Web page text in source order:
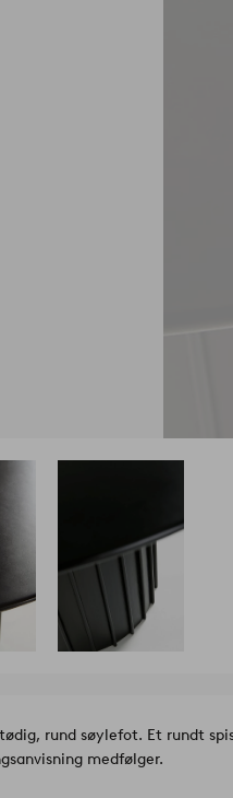
rund søylefot. Et rundt
medfølger.